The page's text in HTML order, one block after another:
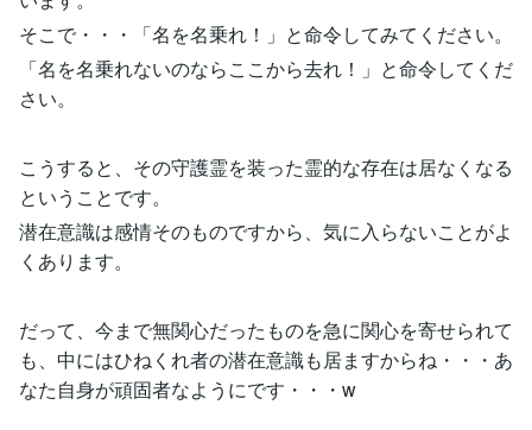
そこで・・・「名を名乗れ！」と命令してみてください。
「名を名乗れないのならここから去れ！」と命令してくだ
さい。
こうすると、その守護霊を装った霊的な存在は居なくなる
ということです。
潜在意識は感情そのものですから、気に入らないことがよ
くあります。
だって、今まで無関心だったものを急に関心を寄せられて
も、中にはひねくれ者の潜在意識も居ますからね・・・あ
なた自身が頑固者なようにです・・・w